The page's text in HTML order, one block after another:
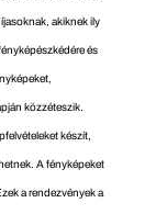
akiknek ily
és
közzéteszik.
készít,
A fényképeket
a rendezvények a